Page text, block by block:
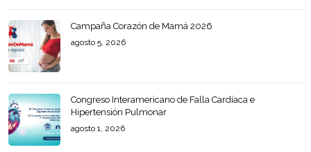
Campaña Corazón de Mamá 2026
agosto 5, 2026
Congreso Interamericano de Falla Cardíaca e
Hipertensión Pulmonar
agosto 1, 2026